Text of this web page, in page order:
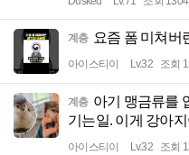
계층 요즘 폼 미쳐버
아이스티이 Lv.32 조회
계층 아기 맹금류를
기는일. 이게 강아
아이스티이 Lv.32 조회